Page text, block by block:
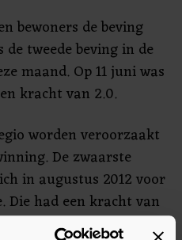
bewoners de beving
tweede beving in de
maand. Op 11 juni was
kracht van 2.0.
worden veroorzaakt
De zwaarste
in augustus 2012 voor
Die had een kracht van